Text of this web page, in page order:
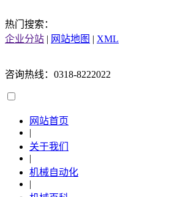
热门搜索：
企业分站 | 网站地图 | XML
咨询热线：0318-8222022
网站首页
|
关于我们
|
机械自动化
|